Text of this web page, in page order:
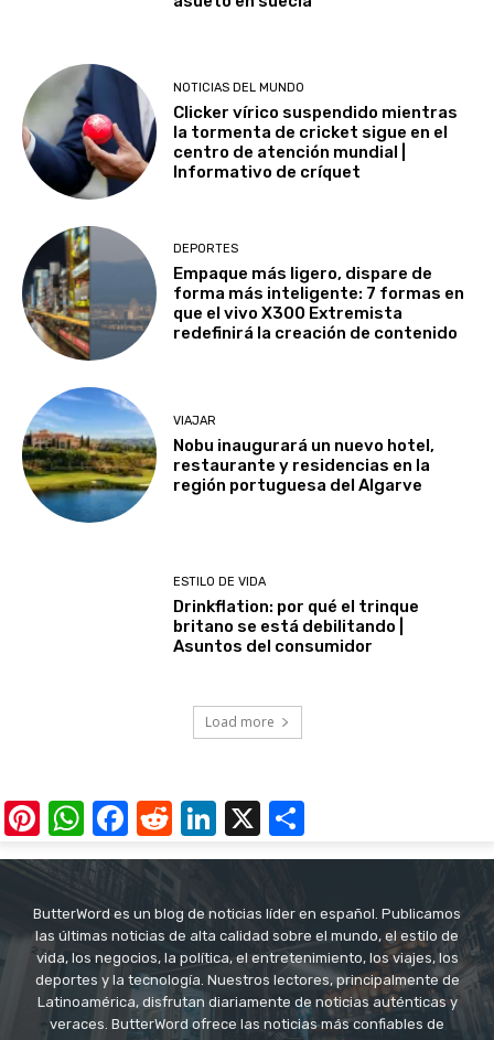
NOTICIAS DEL MUNDO
Clicker vírico suspendido mientras
la tormenta de cricket sigue en el
centro de atención mundial |
Informativo de críquet
DEPORTES
Empaque más ligero, dispare de
forma más inteligente: 7 formas en
que el vivo X300 Extremista
redefinirá la creación de contenido
VIAJAR
Nobu inaugurará un nuevo hotel,
restaurante y residencias en la
región portuguesa del Algarve
ESTILO DE VIDA
Drinkflation: por qué el trinque
britano se está debilitando |
Asuntos del consumidor
Load more
Pinterest
WhatsApp
Facebook
RedditLinkedIn
X
ButterWord es un blog de noticias líder en español. Publicamos
las últimas noticias de alta calidad sobre el mundo, el estilo de
vida, los negocios, la política, el entretenimiento, los viajes, los
deportes y la tecnología. Nuestros lectores, principalmente de
Latinoamérica, disfrutan diariamente de noticias auténticas y
veraces. ButterWord ofrece las noticias más confiables de